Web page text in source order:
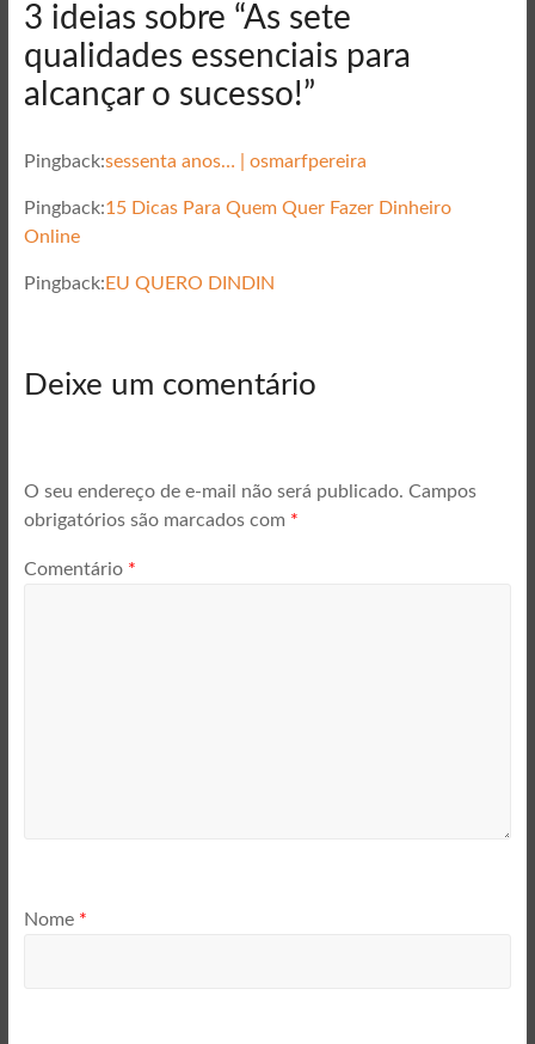
3 ideias sobre “As sete
qualidades essenciais para
alcançar o sucesso!”
Pingback:sessenta anos… | osmarfpereira
Pingback:15 Dicas Para Quem Quer Fazer Dinheiro
Online
Pingback: EU QUERO DINDIN
Deixe um comentário
O seu endereço de e-mail não será publicado. Campos
obrigatórios são marcados com *
Comentário *
Nome *